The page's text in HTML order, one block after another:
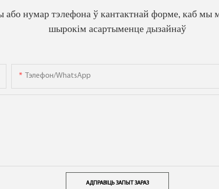
або нумар тэлефона ў кантактнай форме, каб
шырокім асартыменце дызайнаў
Тэлефон/WhatsApp
АДПРАВІЦЬ ЗАПЫТ ЗАРАЗ